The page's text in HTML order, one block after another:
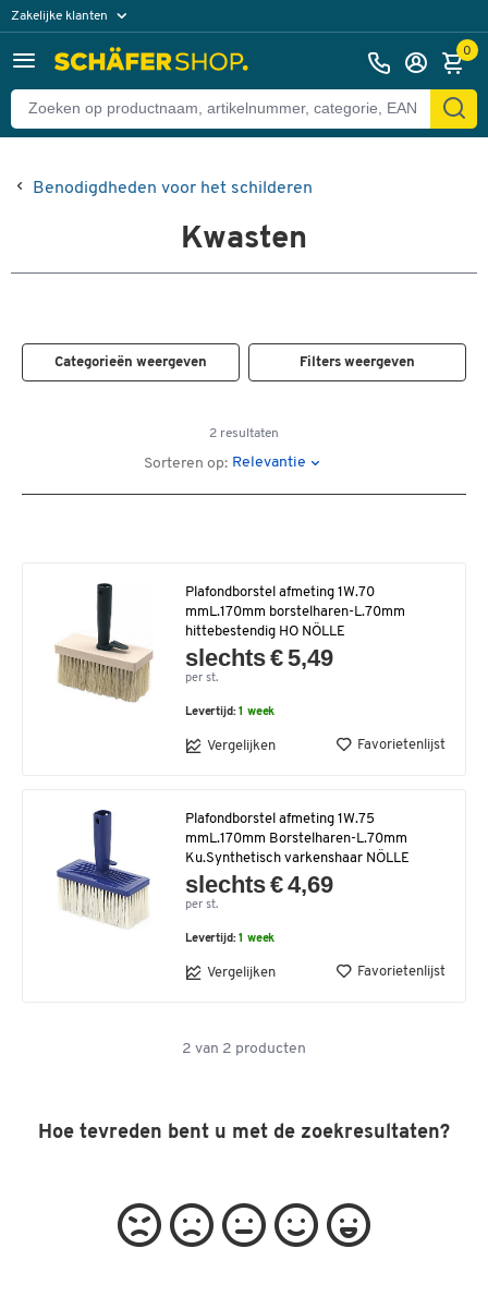
Zakelijke klanten
Particuliere klanten 0
Benodigdheden voor het schilderen
Kwasten
Categorieën weergeven Filters weergeven
2 resultaten
Sorteren op: Relevantie
Plafondborstel afmeting 1W.70
mmL.170mm borstelharen-L.70mm
hittebestendig HO NÖLLE
slechts € 5,49
per st.
Levertijd:1 week
Vergelijken Favorietenlijst
Plafondborstel afmeting 1W.75
mmL.170mm Borstelharen-L.70mm
Ku.Synthetisch varkenshaar NÖLLE
slechts € 4,69
per st.
Levertijd:1 week
Vergelijken Favorietenlijst
2 van 2 producten
Hoe tevreden bent u met de zoekresultaten?